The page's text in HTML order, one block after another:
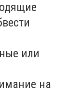
или
на